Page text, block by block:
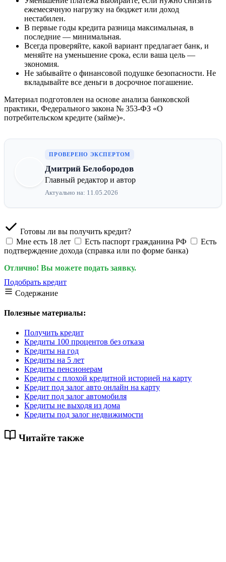
ежемесячную нагрузку на бюджет или доход
нестабилен.
В первые годы кредита разница максимальная, в
последние — минимальная.
Всегда проверяйте, какой вариант предлагает банк, и
меняйте на уменьшение срока, если ваша цель —
экономия.
Не забывайте о финансовой подушке безопасности. Не
вкладывайте все деньги в досрочное погашение.
Материал подготовлен на основе анализа банковской
практики, Федерального закона № 353-ФЗ «О
потребительском кредите (займе)».
ПРОВЕРЕНО ЭКСПЕРТОМ
Дмитрий Белобородов
Главный редактор и автор
Актуально на: 11.05.2026
Готовы ли вы получить кредит?
Мне есть 18 лет
Есть паспорт гражданина РФ
Есть
подтверждение дохода (справка или по форме банка)
Отлично! Вы можете подать заявку.
Подобрать кредит
Содержание
Полезные материалы:
Получить кредит
Кредиты 100 процентов без отказа
Кредиты на год
Кредиты на 5 лет
Кредиты пенсионерам
Кредиты с плохой кредитной историей на карту
Кредит под залог авто онлайн на карту
Кредит под залог автомобиля
Кредиты не выходя из дома
Кредиты под залог недвижимости
Читайте также